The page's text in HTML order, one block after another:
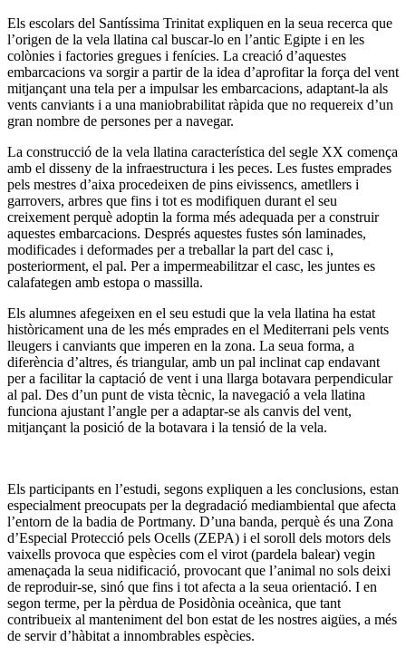
Els escolars del Santíssima Trinitat expliquen en la seua recerca que
l’origen de la vela llatina cal buscar-lo en l’antic Egipte i en les
colònies i factories gregues i fenícies. La creació d’aquestes
embarcacions va sorgir a partir de la idea d’aprofitar la força del vent
mitjançant una tela per a impulsar les embarcacions, adaptant-la als
vents canviants i a una maniobrabilitat ràpida que no requereix d’un
gran nombre de persones per a navegar.
La construcció de la vela llatina característica del segle XX comença
amb el disseny de la infraestructura i les peces. Les fustes emprades
pels mestres d’aixa procedeixen de pins eivissencs, ametllers i
garrovers, arbres que fins i tot es modifiquen durant el seu
creixement perquè adoptin la forma més adequada per a construir
aquestes embarcacions. Després aquestes fustes són laminades,
modificades i deformades per a treballar la part del casc i,
posteriorment, el pal. Per a impermeabilitzar el casc, les juntes es
calafategen amb estopa o massilla.
Els alumnes afegeixen en el seu estudi que la vela llatina ha estat
històricament una de les més emprades en el Mediterrani pels vents
lleugers i canviants que imperen en la zona. La seua forma, a
diferència d’altres, és triangular, amb un pal inclinat cap endavant
per a facilitar la captació de vent i una llarga botavara perpendicular
al pal. Des d’un punt de vista tècnic, la navegació a vela llatina
funciona ajustant l’angle per a adaptar-se als canvis del vent,
mitjançant la posició de la botavara i la tensió de la vela.
Els participants en l’estudi, segons expliquen a les conclusions, estan
especialment preocupats per la degradació mediambiental que afecta
l’entorn de la badia de Portmany. D’una banda, perquè és una Zona
d’Especial Protecció pels Ocells (ZEPA) i el soroll dels motors dels
vaixells provoca que espècies com el virot (pardela balear) vegin
amenaçada la seua nidificació, provocant que l’animal no sols deixi
de reproduir-se, sinó que fins i tot afecta a la seua orientació. I en
segon terme, per la pèrdua de Posidònia oceànica, que tant
contribueix al manteniment del bon estat de les nostres aigües, a més
de servir d’hàbitat a innombrables espècies.